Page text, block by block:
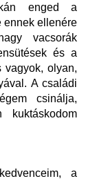
enged a
ennek ellenére
vacsorák
és a
vagyok, olyan,
A családi
csinálja,
a